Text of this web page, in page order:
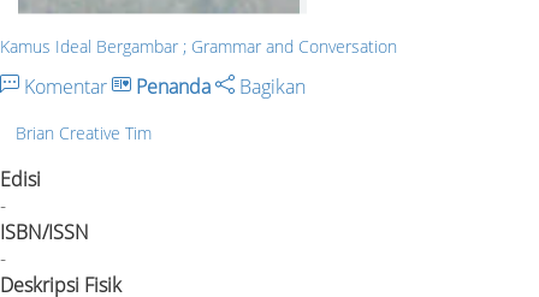
Kamus Ideal Bergambar ; Grammar and Conversation
Komentar Penanda Bagikan
Brian Creative Tim
Edisi
-
ISBN/ISSN
-
Deskripsi Fisik